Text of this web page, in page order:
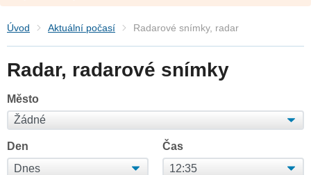
Úvod Aktuální počasí Radarové snímky, radar
Radar, radarové snímky
Město
Den Čas